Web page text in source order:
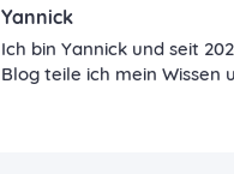
Yannick
Ich bin Yannick und seit
Blog teile ich mein Wissen